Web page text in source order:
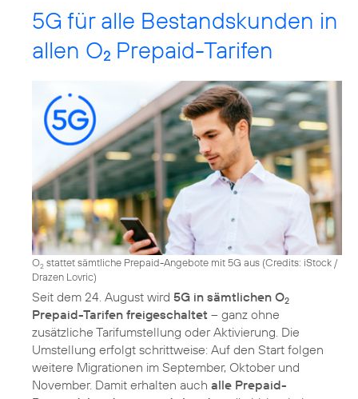
5G für alle Bestandskunden in
allen O2 Prepaid-Tarifen
O2 stattet sämtliche Prepaid-Angebote mit 5G aus (Credits: iStock /
Drazen Lovric)
Seit dem 24. August wird 5G in sämtlichen O2
Prepaid-Tarifen freigeschaltet – ganz ohne
zusätzliche Tarifumstellung oder Aktivierung. Die
Umstellung erfolgt schrittweise: Auf den Start folgen
weitere Migrationen im September, Oktober und
November. Damit erhalten auch alle Prepaid-